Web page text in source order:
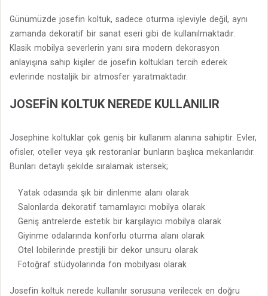
Günümüzde josefin koltuk, sadece oturma işleviyle değil, aynı
zamanda dekoratif bir sanat eseri gibi de kullanılmaktadır.
Klasik mobilya severlerin yanı sıra modern dekorasyon
anlayışına sahip kişiler de josefin koltukları tercih ederek
evlerinde nostaljik bir atmosfer yaratmaktadır.
JOSEFIN KOLTUK NEREDE KULLANILIR
Josephine koltuklar çok geniş bir kullanım alanına sahiptir. Evler,
ofisler, oteller veya şık restoranlar bunların başlıca mekanlarıdır.
Bunları detaylı şekilde sıralamak istersek;
Yatak odasında şık bir dinlenme alanı olarak
Salonlarda dekoratif tamamlayıcı mobilya olarak
Geniş antrelerde estetik bir karşılayıcı mobilya olarak
Giyinme odalarında konforlu oturma alanı olarak
Otel lobilerinde prestijli bir dekor unsuru olarak
Fotoğraf stüdyolarında fon mobilyası olarak
Josefin koltuk nerede kullanılır sorusuna verilecek en doğru